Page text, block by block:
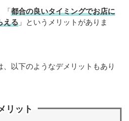
「都合の良いタイミングでお店に
える 」というメリットがありま
、以下のようなデメリットもあり
リット